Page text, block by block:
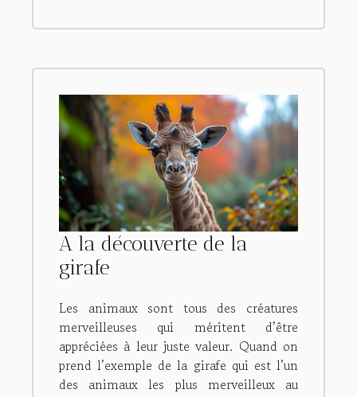
A la découverte de la
girafe
Les animaux sont tous des créatures
merveilleuses qui méritent d’être
appréciées à leur juste valeur. Quand on
prend l’exemple de la girafe qui est l’un
des animaux les plus merveilleux au